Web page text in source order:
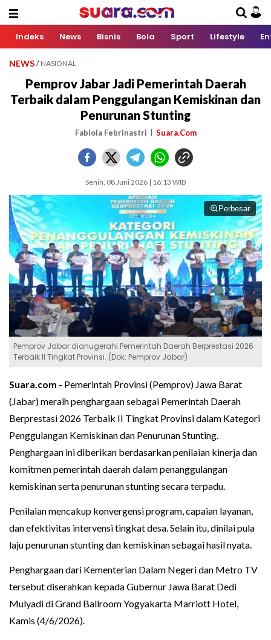
Indeks News Bisnis Bola Sport Lifestyle
NEWS / NASIONAL
Pemprov Jabar Jadi Pemerintah Daerah
Terbaik dalam Penggulangan Kemiskinan dan
Penurunan Stunting
Fabiola Febrinastri Suara.Com
Senin, 08 Juni 2026 | 16:13 WIB
Perbesar
Pemprov Jabar dianugerahi Pemerintah Daerah Berprestasi 2026
Terbaik II Tingkat Provinsi. (Dok: Pemprov Jabar)
Suara.com - Pemerintah Provinsi (Pemprov) Jawa Barat
(Jabar) meraih penghargaan sebagai Pemerintah Daerah
Berprestasi 2026 Terbaik II Tingkat Provinsi dalam Kategori
Penggulangan Kemiskinan dan Penurunan Stunting.
Penghargaan ini diberikan berdasarkan penilaian kinerja dan
komitmen pemerintah daerah dalam penanggulangan
kemiskinan serta penurunan stunting secara terpadu.
Penilaian mencakup konvergensi program, capaian layanan,
dan efektivitas intervensi tingkat desa. Selain itu, dinilai pula
laju penurunan stunting dan kemiskinan sebagai hasil nyata.
Penghargaan dari Kementerian Dalam Negeri dan Metro TV
tersebut diserahkan kepada Gubernur Jawa Barat Dedi
Mulyadi di Grand Ballroom Yogyakarta Marriott Hotel,
Kamis (4/6/2026).